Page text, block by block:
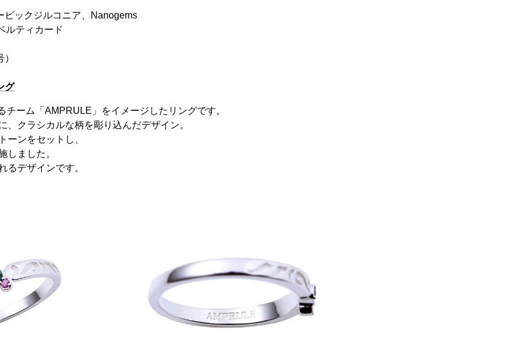
ビックジルコニア、Nanogems
ルティカード
グ
チーム「AMPRULE」をイメージしたリングです。
、クラシカルな柄を彫り込んだデザイン。
ーンをセットし、
しました。
るデザインです。